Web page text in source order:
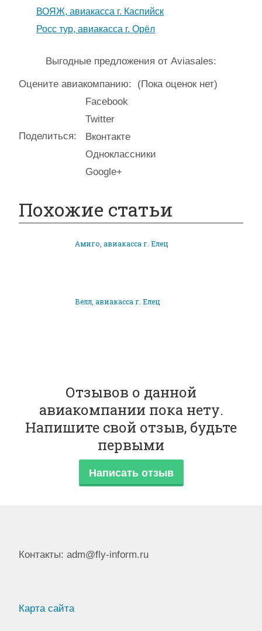
ВОЯЖ, авиакасса г. Каспийск
Росс тур, авиакасса г. Орёл
Выгодные предложения от Aviasales:
Оцените авиакомпанию: (Пока оценок нет)
Поделиться:
Facebook
Twitter
Вконтакте
Одноклассники
Google+
Похожие статьи
Амиго, авиакасса г. Елец
Велл, авиакасса г. Елец
Отзывов о данной
авиакомпании пока нету.
Напишите свой отзыв, будьте
первыми
Написать отзыв
Контакты: adm@fly-inform.ru
Карта сайта